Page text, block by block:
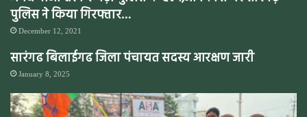
पुलिस ने किया गिरफ्तार…
December 12, 2021
सारंगढ बिलाईगढ जिला पंचायत सदस्य आरक्षण जारी
January 8, 2025